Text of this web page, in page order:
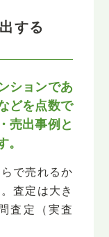
する
ションであ
どを点数で
売出事例と
で売れるか
査定は大き
査定（実査